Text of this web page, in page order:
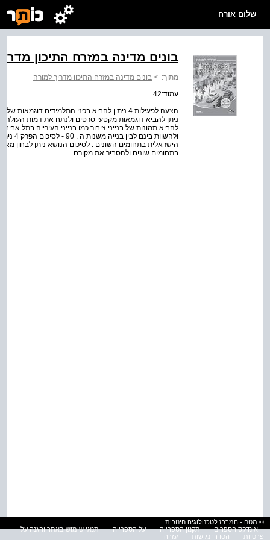
שלום אורח
בונים מדינה במזרח התיכון
מתוך: > בונים מדינה במזרח התיכון מדריך למורה
עמוד:42
הצעה לפעילות 4 נית ן להביא בפני התלמידים
ניתן להביא דוגמאות מקטעי סרטים ולנתח את דמות
להביא תמונות של בנייני ציבור כמו בנייני העירייה בתל אביב
הישראלית בתחומים השונים : לסיכום הנושא ניתן לבחון
בתחומים שונים ולהסביר את מקורם .
© מטח - המרכז לטכנולוגיה חינוכית
אינדקס הספרים
תקנון הספרייה על הספרייה
תנאי שימוש באתר והגנה על
פרטיות
הסדרי נגישות עזרה